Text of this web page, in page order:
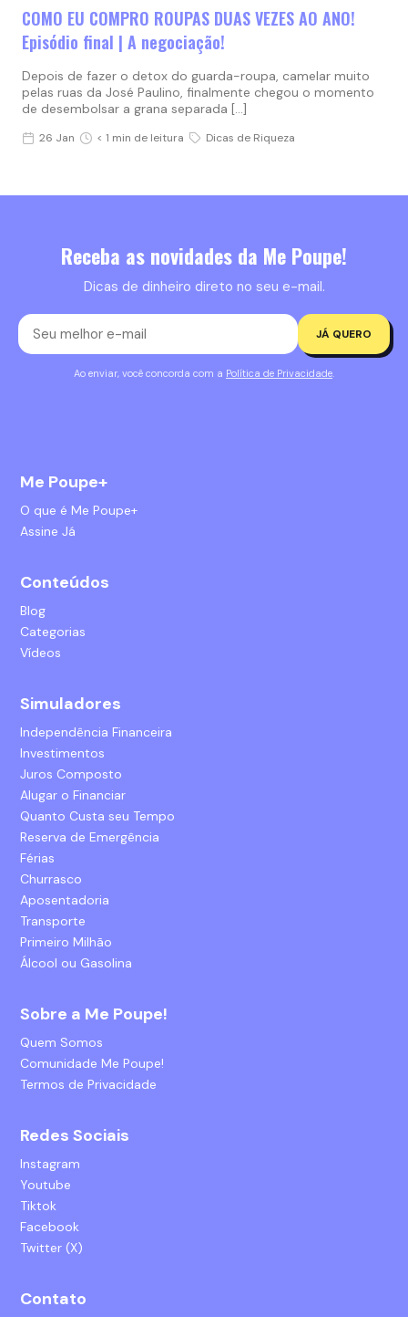
COMO EU COMPRO ROUPAS DUAS VEZES AO ANO!
Episódio final | A negociação!
Depois de fazer o detox do guarda-roupa, camelar muito
pelas ruas da José Paulino, finalmente chegou o momento
de desembolsar a grana separada […]
26 Jan < 1 min de leitura Dicas de Riqueza
Receba as novidades da Me Poupe!
Dicas de dinheiro direto no seu e-mail.
JÁ QUERO
Ao enviar, você concorda com a Política de Privacidade
Me Poupe+
O que é Me Poupe+
Assine Já
Conteúdos
Blog
Categorias
Vídeos
Simuladores
Independência Financeira
Investimentos
Juros Composto
Alugar o Financiar
Quanto Custa seu Tempo
Reserva de Emergência
Férias
Churrasco
Aposentadoria
Transporte
Primeiro Milhão
Álcool ou Gasolina
Sobre a Me Poupe!
Quem Somos
Comunidade Me Poupe!
Termos de Privacidade
Redes Sociais
Instagram
Youtube
Tiktok
Facebook
Twitter (X)
Contato